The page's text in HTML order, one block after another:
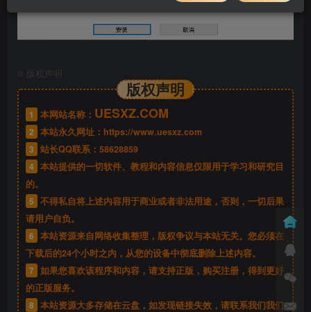
版权声明
版权声明
1 本网站名称： UESXZ.COM
2 本站永久网址： https://www.uesxz.com
3 站长QQ联系： 58628859
4 本站提供的一切软件、教程和内容信息仅限用于学习和研究目
的。
5 不得私自将上述内容用于商业或者非法用途，否则，一切后果
请用户自负。
6 本站资源来自网络收集整理，版权争议与本站无关。您必须在
下载后的24个小时之内，从您的设备中彻底删除上述内容。
7 如果您喜欢该程序和内容，请支持正版，购买注册，得到更好
的正版服务。
8 本站资源大多存储在云盘，如发现链接失效，请联系我们我们